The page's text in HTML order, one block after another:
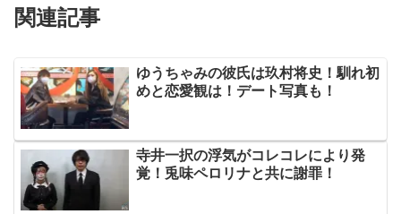
関連記事
ゆうちゃみの彼氏は玖村将史！馴れ初
めと恋愛観は！デート写真も！
寺井一択の浮気がコレコレにより発
覚！兎味ペロリナと共に謝罪！